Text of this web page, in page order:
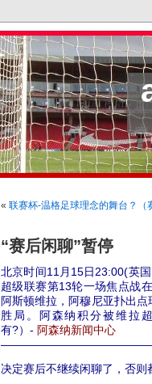
« 联赛杯-温格足球理念的舞台？（
“赛后闲聊”暂停
北京时间11月15日23:00(英
超级联赛第13轮一场焦点战
阿斯顿维拉，阿穆尼亚扑出
胜局。阿森纳积分被维拉
有?）- 阿森纳新闻中心
决定赛后不继续闲聊了，否则